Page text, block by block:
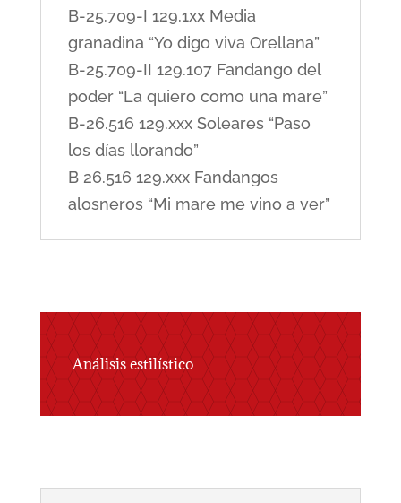
B-25.709-I 129.1xx Media
granadina “Yo digo viva Orellana”
B-25.709-II 129.107 Fandango del
poder “La quiero como una mare”
B-26.516 129.xxx Soleares “Paso
los días llorando”
B 26.516 129.xxx Fandangos
alosneros “Mi mare me vino a ver”
Análisis estilístico